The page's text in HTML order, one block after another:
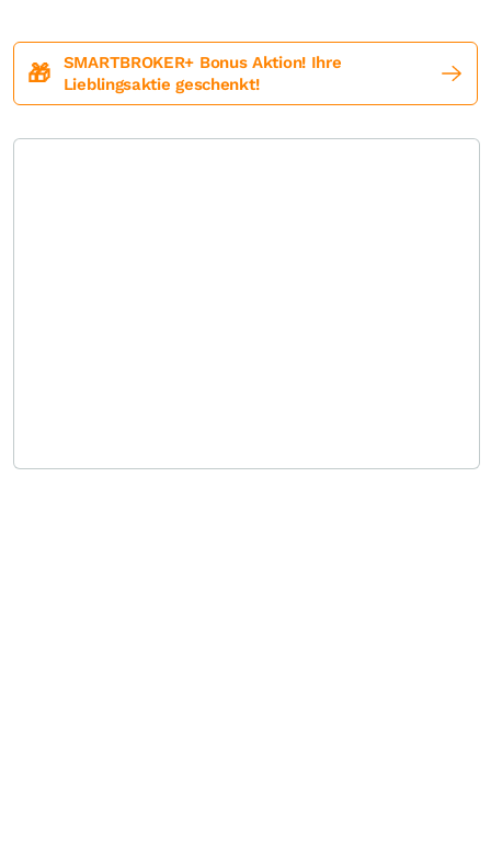
🎁
SMARTBROKER+ Bonus Aktion! Ihre
Lieblingsaktie geschenkt!